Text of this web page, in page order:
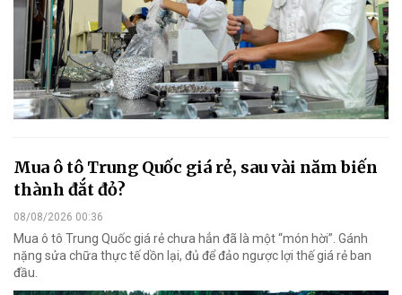
Mua ô tô Trung Quốc giá rẻ, sau vài năm biến
thành đắt đỏ?
08/08/2026 00:36
Mua ô tô Trung Quốc giá rẻ chưa hẳn đã là một “món hời”. Gánh
nặng sửa chữa thực tế dồn lại, đủ để đảo ngược lợi thế giá rẻ ban
đầu.